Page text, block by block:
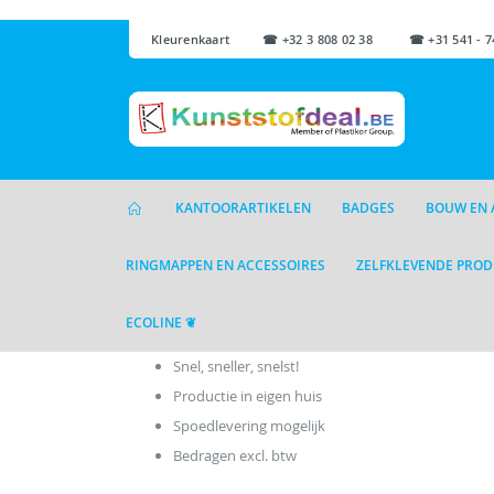
Kleurenkaart ☎ +32 3 808 02 38 ☎ +31 541 -
KANTOORARTIKELEN BADGES BOUW EN
RINGMAPPEN EN ACCESSOIRES ZELFKLEVENDE
ECOLINE ❦
Snel, sneller, snelst!
Productie in eigen huis
Spoedlevering mogelijk
Bedragen excl. btw